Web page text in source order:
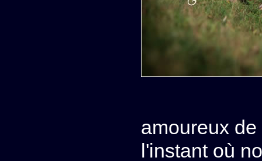
amoureux
l'instant où